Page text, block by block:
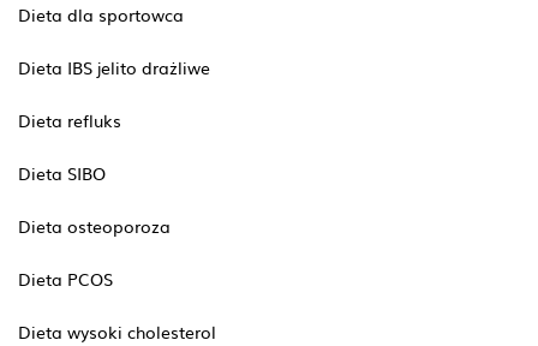
Dieta dla sportowca
Dieta IBS jelito drażliwe
Dieta refluks
Dieta SIBO
Dieta osteoporoza
Dieta PCOS
Dieta wysoki cholesterol